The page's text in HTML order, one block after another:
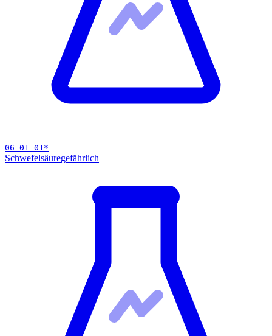
06 01 01 *
Schwefelsäuregefährlich